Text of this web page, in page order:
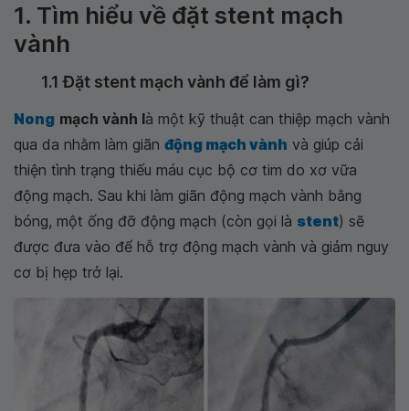
1. Tìm hiểu về đặt stent mạch
vành
1.1 Đặt stent mạch vành để làm gì?
Nong mạch vành là một kỹ thuật can thiệp mạch vành
qua da nhằm làm giãn động mạch vành và giúp cải
thiện tình trạng thiếu máu cục bộ cơ tim do xơ vữa
động mạch. Sau khi làm giãn động mạch vành bằng
bóng, một ống đỡ động mạch (còn gọi là stent) sẽ
được đưa vào để hỗ trợ động mạch vành và giảm nguy
cơ bị hẹp trở lại.